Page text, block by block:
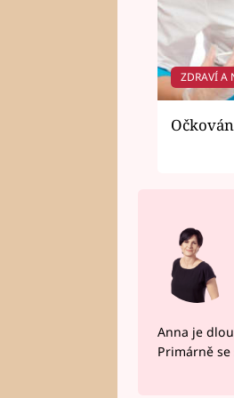
ZDRAVÍ A
Anna je
Primárně